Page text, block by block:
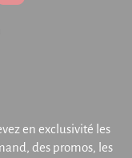
en exclusivité les
des promos, les